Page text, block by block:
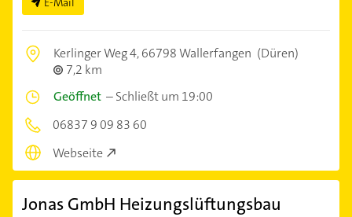
Kerlinger Weg 4,66798 Wallerfangen (Düren)
7,2 km
Geöffnet –Schließt um 19:00
06837 9 09 83 60
Webseite
Jonas GmbH Heizungslüftungsbau